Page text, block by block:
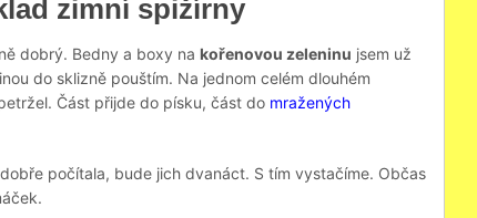
zimní spižírny
dobrý. Bedny a boxy na kořenovou zeleninu jsem už
do sklizně pouštím. Na jednom celém dlouhém
Část přijde do písku, část do mražených
počítala, bude jich dvanáct. S tím vystačíme. Občas